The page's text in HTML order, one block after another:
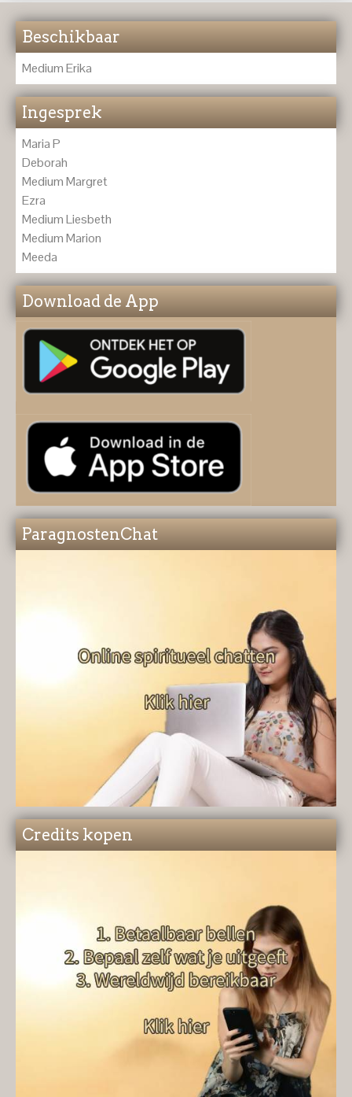
Beschikbaar
Medium Erika
Ingesprek
Maria P
Deborah
Medium Margret
Ezra
Medium Liesbeth
Medium Marion
Meeda
Download de App
ParagnostenChat
Credits kopen